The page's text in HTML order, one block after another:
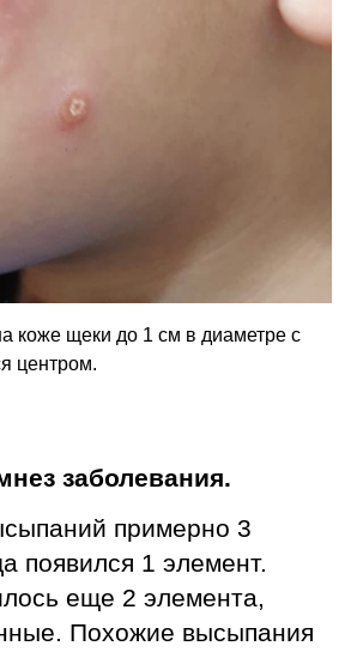
коже щеки до 1 см в диаметре с
центром.
заболевания.
примерно 3
появился 1 элемент.
еще 2 элемента,
Похожие высыпания